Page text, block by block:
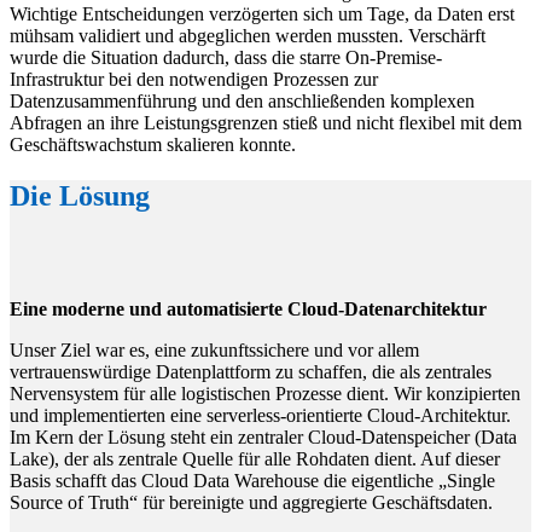
Wichtige Entscheidungen verzögerten sich um Tage, da Daten erst
mühsam validiert und abgeglichen werden mussten. Verschärft
wurde die Situation dadurch, dass die starre On-Premise-
Infrastruktur bei den notwendigen Prozessen zur
Datenzusammenführung und den anschließenden komplexen
Abfragen an ihre Leistungsgrenzen stieß und nicht flexibel mit dem
Geschäftswachstum skalieren konnte.
Die Lösung
Eine moderne und automatisierte Cloud-Datenarchitektur
Unser Ziel war es, eine zukunftssichere und vor allem
vertrauenswürdige Datenplattform zu schaffen, die als zentrales
Nervensystem für alle logistischen Prozesse dient. Wir konzipierten
und implementierten eine serverless-orientierte Cloud-Architektur.
Im Kern der Lösung steht ein zentraler Cloud-Datenspeicher (Data
Lake), der als zentrale Quelle für alle Rohdaten dient. Auf dieser
Basis schafft das Cloud Data Warehouse die eigentliche „Single
Source of Truth“ für bereinigte und aggregierte Geschäftsdaten.